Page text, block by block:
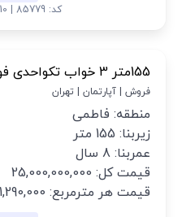
کد: 85779 | 1404/11/10
155متر 3 خواب تکواحدی فول امکانات
فروش | آپارتمان | تهران
منطقه: فاطمی
زیربنا: 155 متر
عمربنا: 8 سال
قیمت کل: 25,000,000,000
قیمت هر مترمربع: 161,290,000